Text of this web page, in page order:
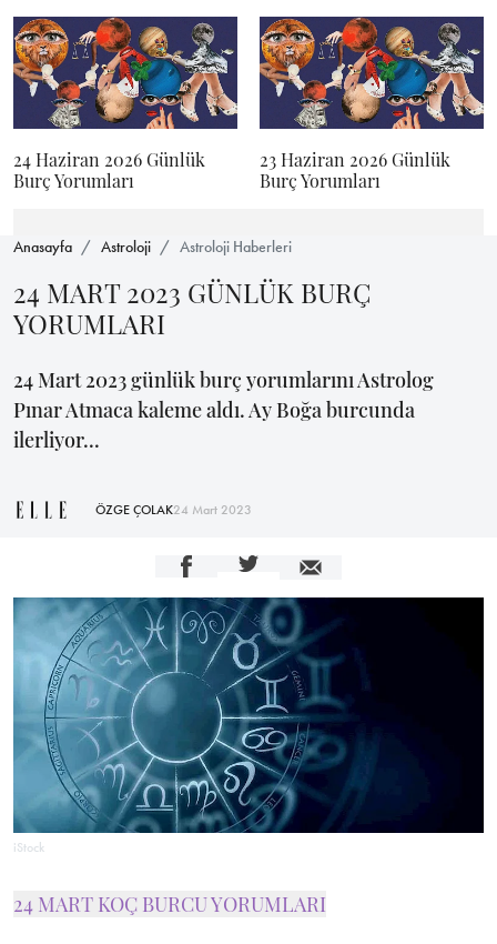
24 Haziran 2026 Günlük
Burç Yorumları
23 Haziran 2026 Günlük
Burç Yorumları
Anasayfa Astroloji Astroloji Haberleri
24 MART 2023 GÜNLÜK BURÇ
YORUMLARI
24 Mart 2023 günlük burç yorumlarını Astrolog
Pınar Atmaca kaleme aldı. Ay Boğa burcunda
ilerliyor...
ÖZGE ÇOLAK24 Mart 2023
iStock
24 MART KOÇ BURCU YORUMLARI